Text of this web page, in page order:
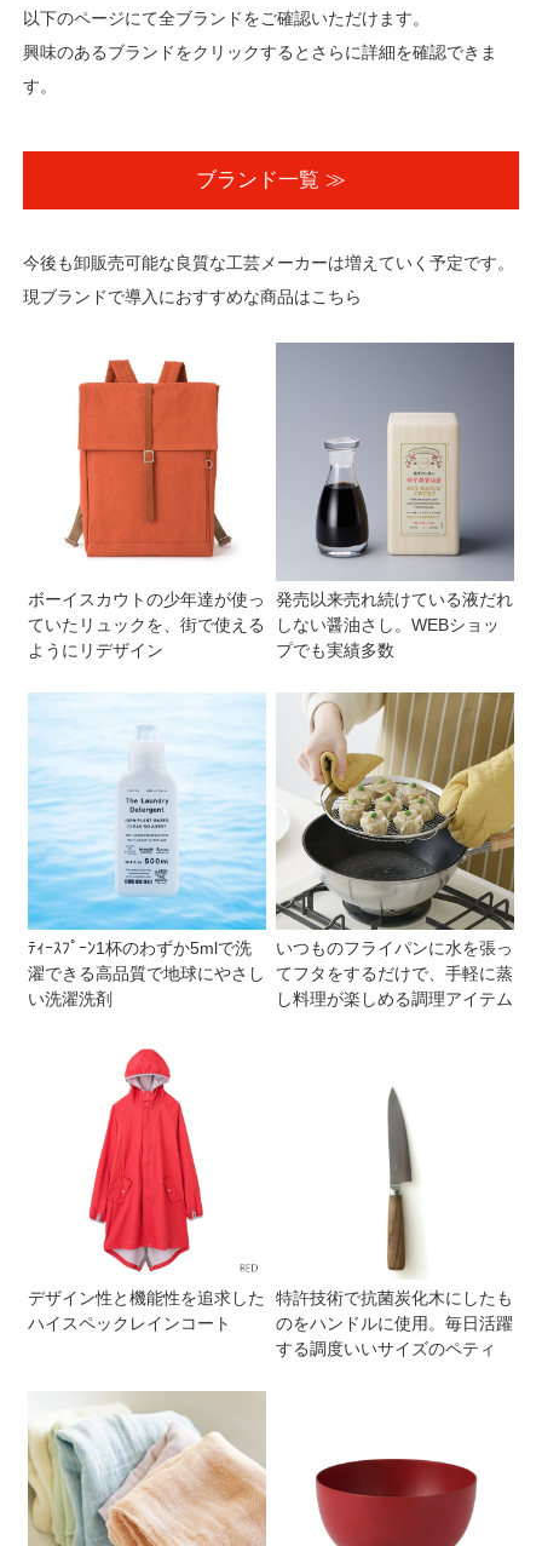
以下のページにて全ブランドをご確認いただけます。
興味のあるブランドをクリックするとさらに詳細を確認できま
す。
ブランド一覧 ≫
今後も卸販売可能な良質な工芸メーカーは増えていく予定です。
現ブランドで導入におすすめな商品はこちら
ボーイスカウトの少年達が使っ
ていたリュックを、街で使える
ようにリデザイン
発売以来売れ続けている液だれ
しない醤油さし。WEBショッ
プでも実績多数
ﾃｨｰｽﾌﾟｰﾝ1杯のわずか5mlで洗
濯できる高品質で地球にやさし
い洗濯洗剤
いつものフライパンに水を張っ
てフタをするだけで、手軽に蒸
し料理が楽しめる調理アイテム
デザイン性と機能性を追求した
ハイスペックレインコート
特許技術で抗菌炭化木にしたも
のをハンドルに使用。毎日活躍
する調度いいサイズのペティ